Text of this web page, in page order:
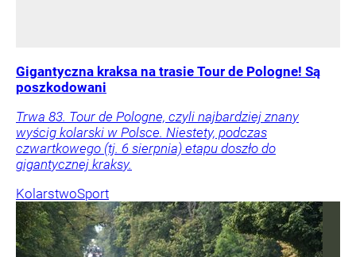
Gigantyczna kraksa na trasie Tour de Pologne! Są
poszkodowani
Trwa 83. Tour de Pologne, czyli najbardziej znany
wyścig kolarski w Polsce. Niestety, podczas
czwartkowego (tj. 6 sierpnia) etapu doszło do
gigantycznej kraksy.
KolarstwoSport